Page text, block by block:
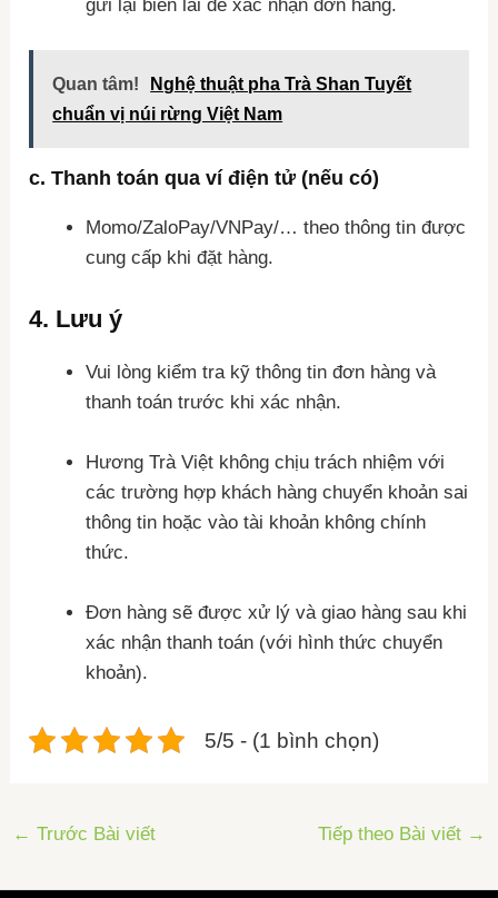
gửi lại biên lai để xác nhận đơn hàng.
Quan tâm!
Nghệ thuật pha Trà Shan Tuyết
chuẩn vị núi rừng Việt Nam
c.Thanh toán qua ví điện tử (nếu có)
Momo/ZaloPay/VNPay/… theo thông tin được
cung cấp khi đặt hàng.
4. Lưu ý
Vui lòng kiểm tra kỹ thông tin đơn hàng và
thanh toán trước khi xác nhận.
Hương Trà Việt không chịu trách nhiệm với
các trường hợp khách hàng chuyển khoản sai
thông tin hoặc vào tài khoản không chính
thức.
Đơn hàng sẽ được xử lý và giao hàng sau khi
xác nhận thanh toán (với hình thức chuyển
khoản).
5/5 - (1 bình chọn)
← Trước Bài viết Tiếp theo Bài viết →